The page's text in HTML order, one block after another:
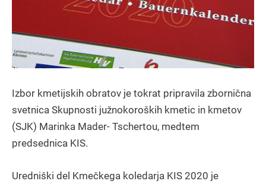
Izbor kmetijskih obratov je tokrat pripravila zbornična
svetnica Skupnosti južnokoroških kmetic in kmetov
(SJK) Marinka Mader- Tschertou, medtem
predsednica KIS.
Uredniški del Kmečkega koledarja KIS 2020 je